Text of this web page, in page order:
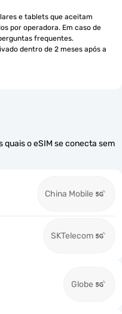
e tablets que aceitam
por operadora. Em caso de
frequentes.
dentro de 2 meses após a
o eSIM se conecta sem
China Mobile
SKTelecom
Globe